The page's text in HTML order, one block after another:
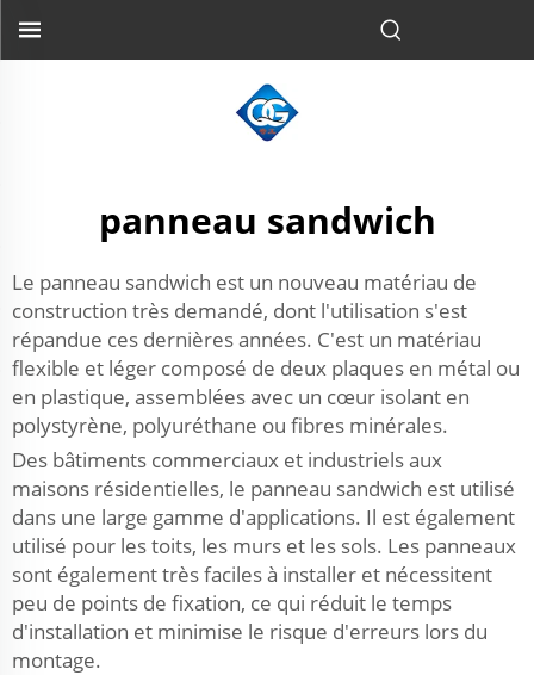
panneau sandwich
Le panneau sandwich est un nouveau matériau de
construction très demandé, dont l'utilisation s'est
répandue ces dernières années. C'est un matériau
flexible et léger composé de deux plaques en métal ou
en plastique, assemblées avec un cœur isolant en
polystyrène, polyuréthane ou fibres minérales.
Des bâtiments commerciaux et industriels aux
maisons résidentielles, le panneau sandwich est utilisé
dans une large gamme d'applications. Il est également
utilisé pour les toits, les murs et les sols. Les panneaux
sont également très faciles à installer et nécessitent
peu de points de fixation, ce qui réduit le temps
d'installation et minimise le risque d'erreurs lors du
montage.